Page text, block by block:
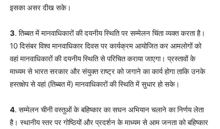
इसका असर दीख सके।
3. तिब्बत में मानवाधिकारों की दयनीय स्थिति पर सम्मेलन चिंता व्यक्त करता है।
10 दिसंबर विश्व मानवाधिकार दिवस पर कार्यक्रम आयोजित कर आमलोगों को
वहां मानवाधिकारों की दयनीय स्थिति से परिचित कराया जाएगा। प्रस्तावों के
माध्यम से भारत सरकार और संयुक्त राष्ट्र को जगाने का कार्य होगा ताकि उनके
हस्तक्षेप से वहां (तिब्बत में) मानवाधिकारों की स्थिति में सुधार हो सके।
4. सम्मेलन चीनी वस्तुओं के बहिष्कार का सघन अभियान चलाने का निर्णय लेता
है। स्थानीय स्तर पर गोष्ठ‍ियों और प्रदर्शन के माध्यम से आम जनता को बहिष्कार